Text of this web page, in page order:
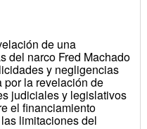
de una
del narco Fred Machado
y negligencias
por la revelación de
judiciales y legislativos
el financiamiento
limitaciones del